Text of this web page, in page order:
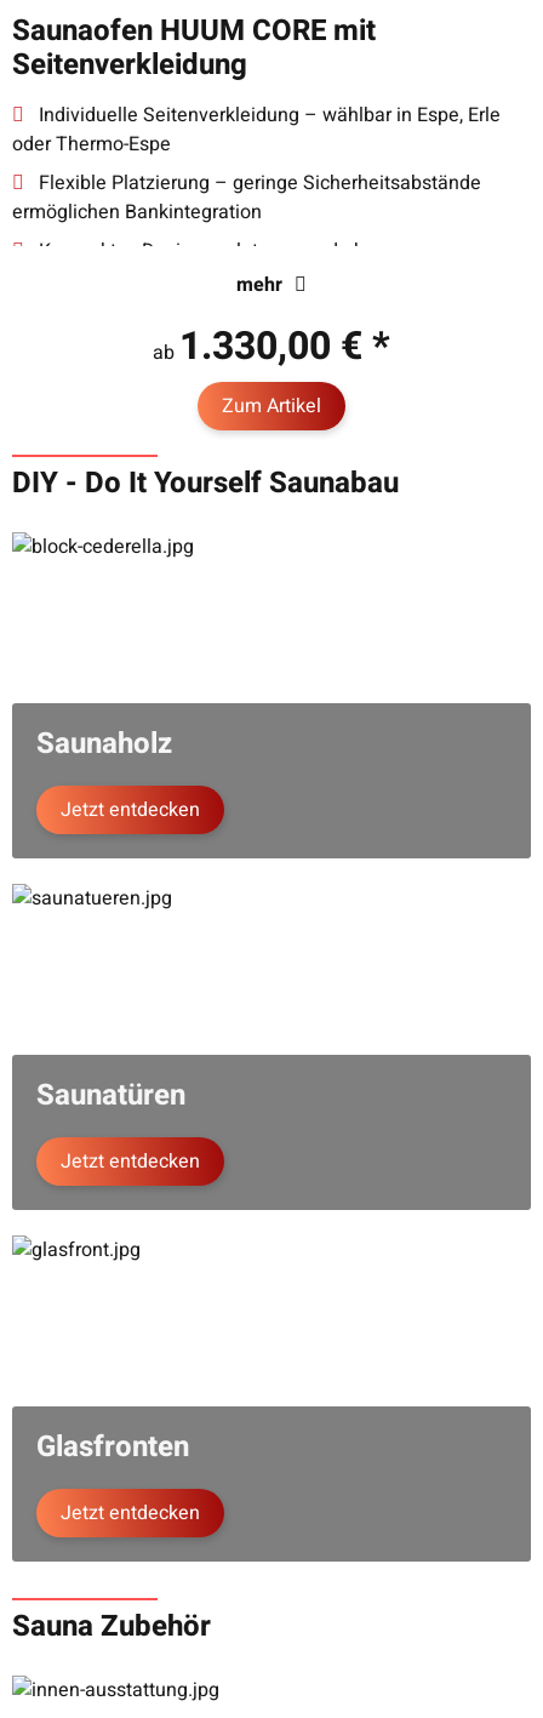
Saunaofen HUUM CORE mit
Seitenverkleidung
Individuelle Seitenverkleidung – wählbar in Espe, Erle
oder Thermo-Espe
Flexible Platzierung – geringe Sicherheitsabstände
ermöglichen Bankintegration
Kompaktes Design – platzsparend ohne
Höchste Sicherheit – Überhitzungsschutz und
Kindersicherung integriert
mehr
ab 1.330,00 €*
Zum Artikel
DIY - Do It Yourself Saunabau
Saunaholz
Jetzt entdecken
Saunatüren
Jetzt entdecken
Glasfronten
Jetzt entdecken
Sauna Zubehör